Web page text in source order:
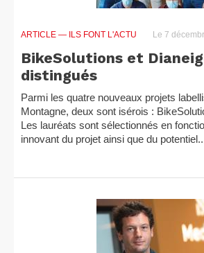
ARTICLE — ILS FONT L'ACTU Le 7
BikeSolutions et
distingués
Parmi les quatre nouveaux projets
Montagne, deux sont isérois :
Les lauréats sont sélectionnés en
innovant du projet ainsi que du